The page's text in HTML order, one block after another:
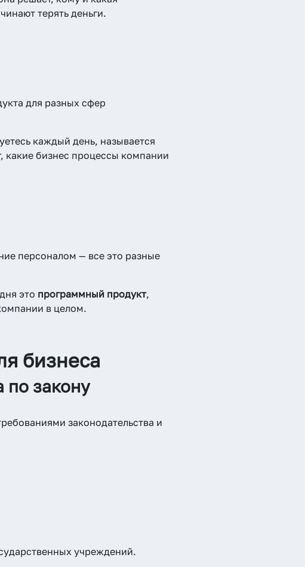
терять деньги.
для разных сфер
каждый день, называется
бизнес процессы компании
персоналом — все это разные
это программный продукт,
в целом.
бизнеса
по закону
законодательства и
учреждений.